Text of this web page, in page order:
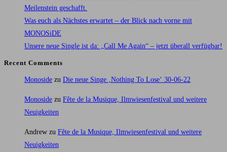
Meilenstein geschafft.
Was euch als Nächstes erwartet – der Blick nach vorne mit
MONOSiDE
Unsere neue Single ist da: „Call Me Again“ – jetzt überall verfügbar!
Recent Comments
Monoside zu Die neue Singe ‚Nothing To Lose‘ 30-06-22
Monoside zu Fête de la Musique, Ilmwiesenfestival und weitere
Neuigkeiten
Andrew zu Fête de la Musique, Ilmwiesenfestival und weitere
Neuigkeiten